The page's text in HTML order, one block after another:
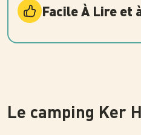
Facile À Lire et
Le camping Ker